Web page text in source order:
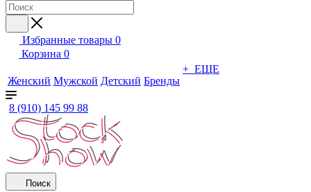
Избранные товары 0
Корзина 0
Женский Мужской Детский Бренды
+ ЕЩЕ
8 (910) 145 99 88
Поиск